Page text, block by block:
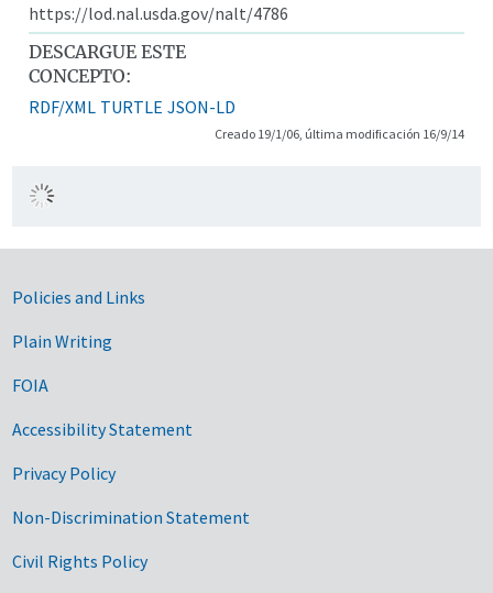
https://lod.nal.usda.gov/nalt/4786
DESCARGUE ESTE
CONCEPTO:
RDF/XML TURTLE JSON-LD
Creado 19/1/06, última modificación 16/9/14
Government Links
Policies and Links
Plain Writing
FOIA
Accessibility Statement
Privacy Policy
Non-Discrimination Statement
Civil Rights Policy